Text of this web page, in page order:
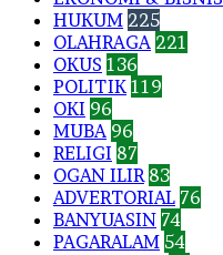
HUKUM 225
OLAHRAGA 221
OKUS 136
POLITIK 119
OKI 96
MUBA 96
RELIGI 87
OGAN ILIR 83
ADVERTORIAL 76
BANYUASIN 74
PAGARALAM 54